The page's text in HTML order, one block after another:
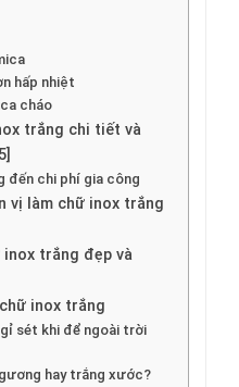
hấp nhiệt
cháo
trắng chi tiết và
đến chi phí gia công
vị làm chữ inox trắng
inox trắng đẹp và
inox trắng
sét khi để ngoài trời
hay trắng xước?